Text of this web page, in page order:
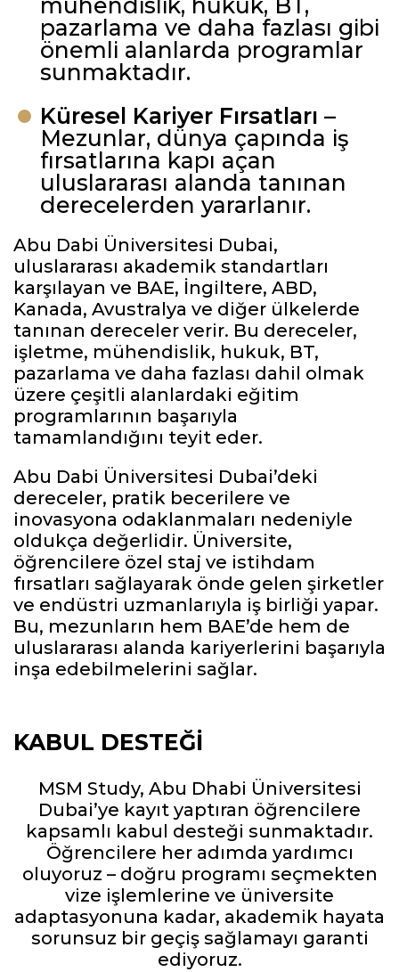
mühendislik, hukuk, BT,
pazarlama ve daha fazlası gibi
önemli alanlarda programlar
sunmaktadır.
Küresel Kariyer Fırsatları –
Mezunlar, dünya çapında iş
fırsatlarına kapı açan
uluslararası alanda tanınan
derecelerden yararlanır.
Abu Dabi Üniversitesi Dubai,
uluslararası akademik standartları
karşılayan ve BAE, İngiltere, ABD,
Kanada, Avustralya ve diğer ülkelerde
tanınan dereceler verir. Bu dereceler,
işletme, mühendislik, hukuk, BT,
pazarlama ve daha fazlası dahil olmak
üzere çeşitli alanlardaki eğitim
programlarının başarıyla
tamamlandığını teyit eder.
Abu Dabi Üniversitesi Dubai’deki
dereceler, pratik becerilere ve
inovasyona odaklanmaları nedeniyle
oldukça değerlidir. Üniversite,
öğrencilere özel staj ve istihdam
fırsatları sağlayarak önde gelen şirketler
ve endüstri uzmanlarıyla iş birliği yapar.
Bu, mezunların hem BAE’de hem de
uluslararası alanda kariyerlerini başarıyla
inşa edebilmelerini sağlar.
KABUL DESTEĞI
MSM Study, Abu Dhabi Üniversitesi
Dubai’ye kayıt yaptıran öğrencilere
kapsamlı kabul desteği sunmaktadır.
Öğrencilere her adımda yardımcı
oluyoruz – doğru programı seçmekten
vize işlemlerine ve üniversite
adaptasyonuna kadar, akademik hayata
sorunsuz bir geçiş sağlamayı garanti
ediyoruz.